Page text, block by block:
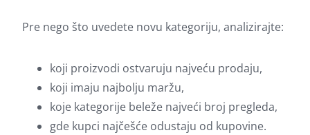
Pre nego što uvedete novu kategoriju, analizirajte:
koji proizvodi ostvaruju najveću prodaju,
koji imaju najbolju maržu,
koje kategorije beleže najveći broj pregleda,
gde kupci najčešće odustaju od kupovine.